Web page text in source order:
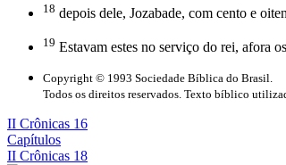
18 depois dele, Jozabade, com cento e
19 Estavam estes no serviço do rei, afora
Copyright © 1993 Sociedade Bíblica do Brasil.
Todos os direitos reservados. Texto bíblico
II Crônicas 16
Capítulos
II Crônicas 18